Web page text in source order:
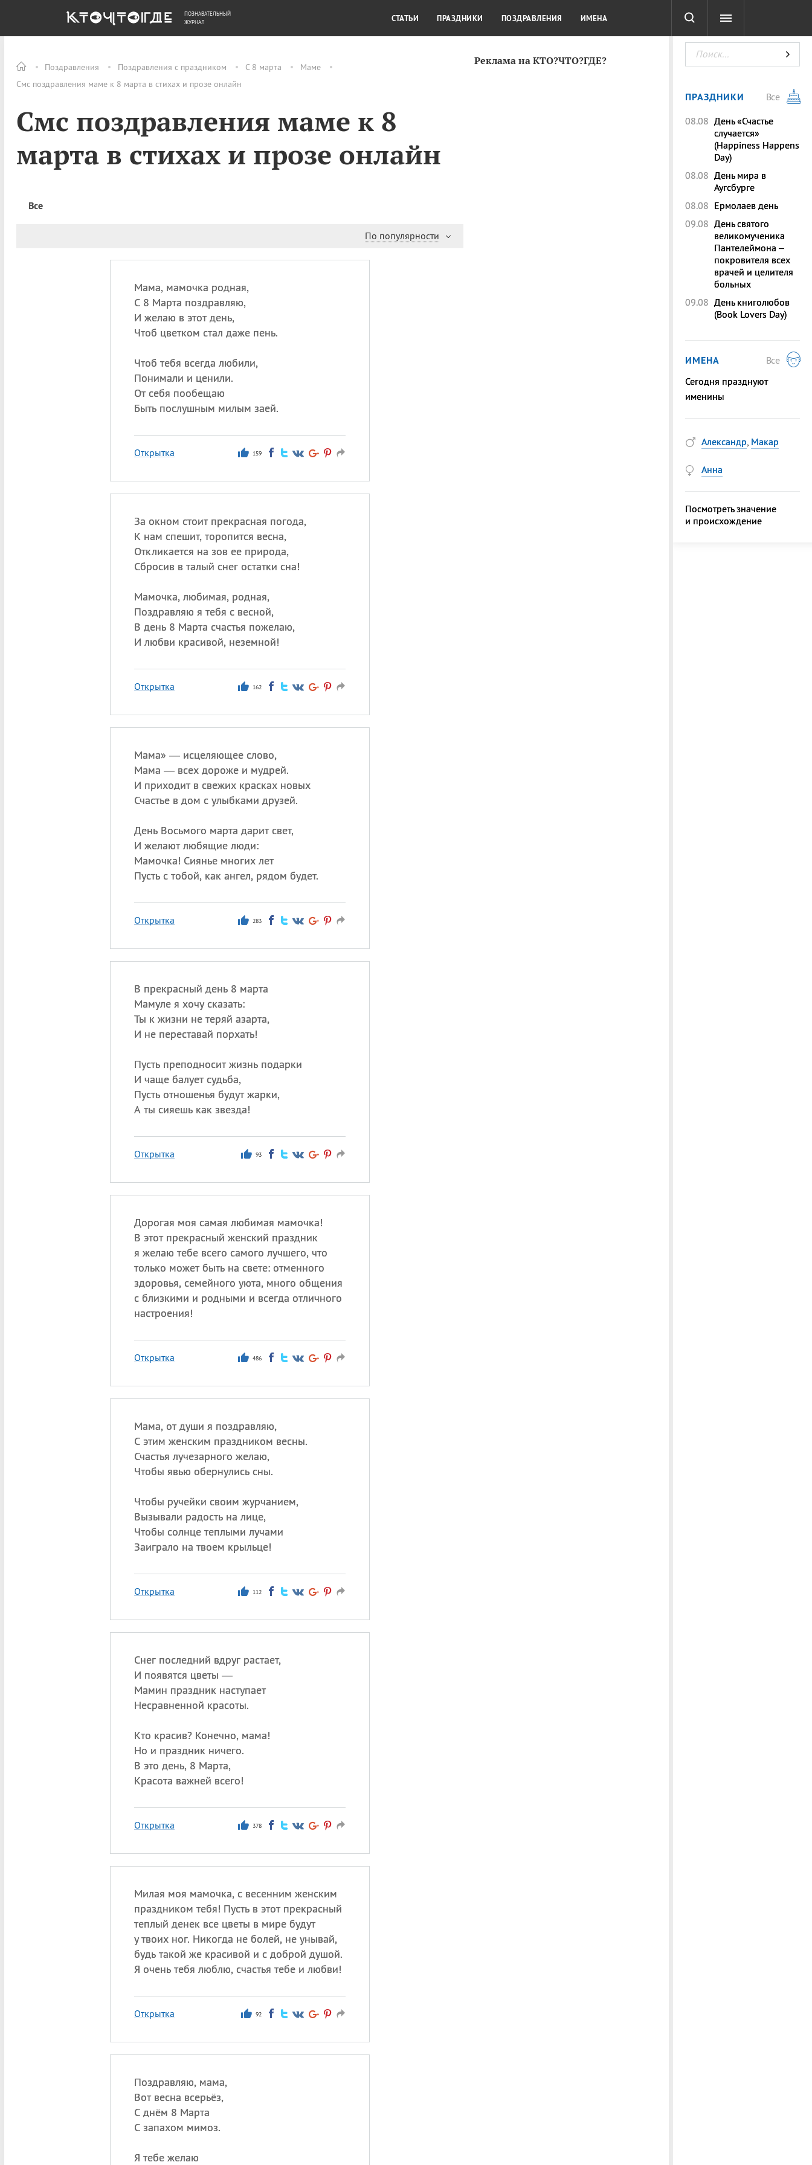
Поздравления Поздравления с праздником С 8 марта
Маме
Смс поздравления маме к 8 марта в стихах и прозе онлайн
Смс поздравления маме к 8
марта в стихах и прозе онлайн
Все
По популярности
Мама, мамочка родная,
С 8 Марта поздравляю,
И желаю в этот день,
Чтоб цветком стал даже пень.
Чтоб тебя всегда любили,
Понимали и ценили.
От себя пообещаю
Быть послушным милым заей.
Открытка 159
За окном стоит прекрасная погода,
К нам спешит, торопится весна,
Откликается на зов ее природа,
Сбросив в талый снег остатки сна!
Мамочка, любимая, родная,
Поздравляю я тебя с весной,
В день 8 Марта счастья пожелаю,
И любви красивой, неземной!
Открытка 162
Мама» — исцеляющее слово,
Мама — всех дороже и мудрей.
И приходит в свежих красках новых
Счастье в дом с улыбками друзей.
День Восьмого марта дарит свет,
И желают любящие люди:
Мамочка! Сиянье многих лет
Пусть с тобой, как ангел, рядом будет.
Открытка 283
В прекрасный день 8 марта
Мамуле я хочу сказать:
Ты к жизни не теряй азарта,
И не переставай порхать!
Пусть преподносит жизнь подарки
И чаще балует судьба,
Пусть отношенья будут жарки,
А ты сияешь как звезда!
Открытка 93
Дорогая моя самая любимая мамочка!
В этот прекрасный женский праздник
я желаю тебе всего самого лучшего, что
только может быть на свете: отменного
здоровья, семейного уюта, много общения
с близкими и родными и всегда отличного
настроения!
Открытка 486
Мама, от души я поздравляю,
С этим женским праздником весны.
Счастья лучезарного желаю,
Чтобы явью обернулись сны.
Чтобы ручейки своим журчанием,
Вызывали радость на лице,
Чтобы солнце теплыми лучами
Заиграло на твоем крыльце!
Открытка 112
Снег последний вдруг растает,
И появятся цветы —
Мамин праздник наступает
Несравненной красоты.
Кто красив? Конечно, мама!
Но и праздник ничего.
В это день, 8 Марта,
Красота важней всего!
Открытка 378
Милая моя мамочка, с весенним женским
праздником тебя! Пусть в этот прекрасный
теплый денек все цветы в мире будут
у твоих ног. Никогда не болей, не унывай,
будь такой же красивой и с доброй душой.
Я очень тебя люблю, счастья тебе и любви!
Открытка 92
Поздравляю, мама,
Вот весна всерьёз,
С днём 8 Марта
С запахом мимоз.
Я тебе желаю
Реклама на КТО?ЧТО?ГДЕ?
ОБЩЕСТВО ДЕНЬГИ КУЛЬТУРА КРАСОТА ТЕСТЫ
ПОЗНАВАТЕЛЬНЫЙ
ЖУРНАЛ
СТАТЬИ ПРАЗДНИКИ ПОЗДРАВЛЕНИЯ ИМЕНА
ПРАЗДНИКИ
Все
08.08 День «Счастье
случается»
(Happiness Happens
Day)
08.08 День мира в
Аугсбурге
08.08 Ермолаев день
09.08 День святого
великомученика
Пантелеймона –
покровителя всех
врачей и целителя
больных
09.08 День книголюбов
(Book Lovers Day)
ИМЕНА
Все
Сегодня празднуют
именины
Александр, Макар
Анна
Посмотреть значение
и происхождение